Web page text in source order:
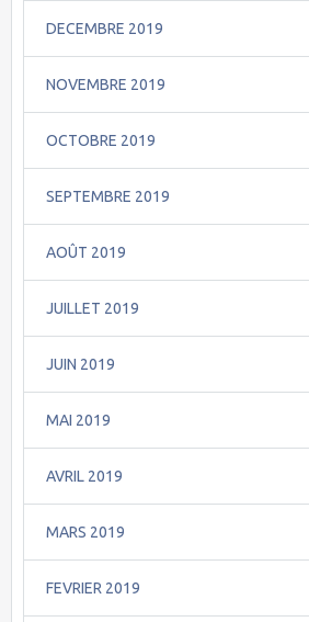
DECEMBRE 2019
NOVEMBRE 2019
OCTOBRE 2019
SEPTEMBRE 2019
AOÛT 2019
JUILLET 2019
JUIN 2019
MAI 2019
AVRIL 2019
MARS 2019
FEVRIER 2019